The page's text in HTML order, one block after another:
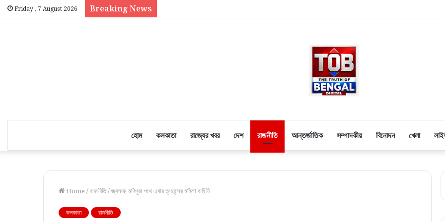
Friday , 7 August 2026 Breaking News
হোম কলকাতা রাজ্যের খবর দেশ রাজনীতি আন্তর্জাতিক সম্পাদকীয় বিনোদন খেলা
Home /রাজনীতি/জ্বলছে মণিপুর! পথে এবার তৃণমূলের মহিলা বাহিনী
কলকাতা রাজনীতি